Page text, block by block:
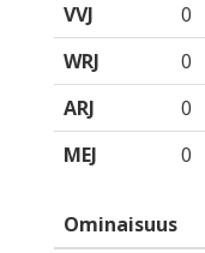
VVJ
0
WRJ
0
ARJ
0
MEJ
0
Ominaisuus